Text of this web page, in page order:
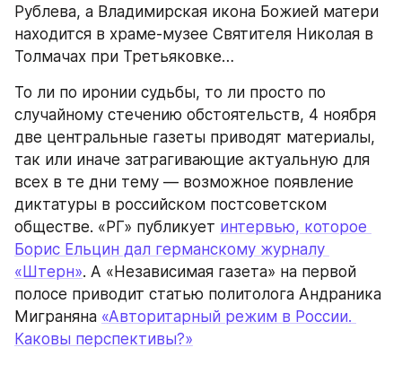
Рублева, а Владимирская икона Божией матери
находится в храме-музее Святителя Николая в
Толмачах при Третьяковке…
То ли по иронии судьбы, то ли просто по
случайному стечению обстоятельств, 4 ноября
две центральные газеты приводят материалы,
так или иначе затрагивающие актуальную для
всех в те дни тему — возможное появление
диктатуры в российском постсоветском
обществе. «РГ» публикует интервью, которое
Борис Ельцин дал германскому журналу
«Штерн». А «Независимая газета» на первой
полосе приводит статью политолога Андраника
Миграняна «Авторитарный режим в России.
Каковы перспективы?»